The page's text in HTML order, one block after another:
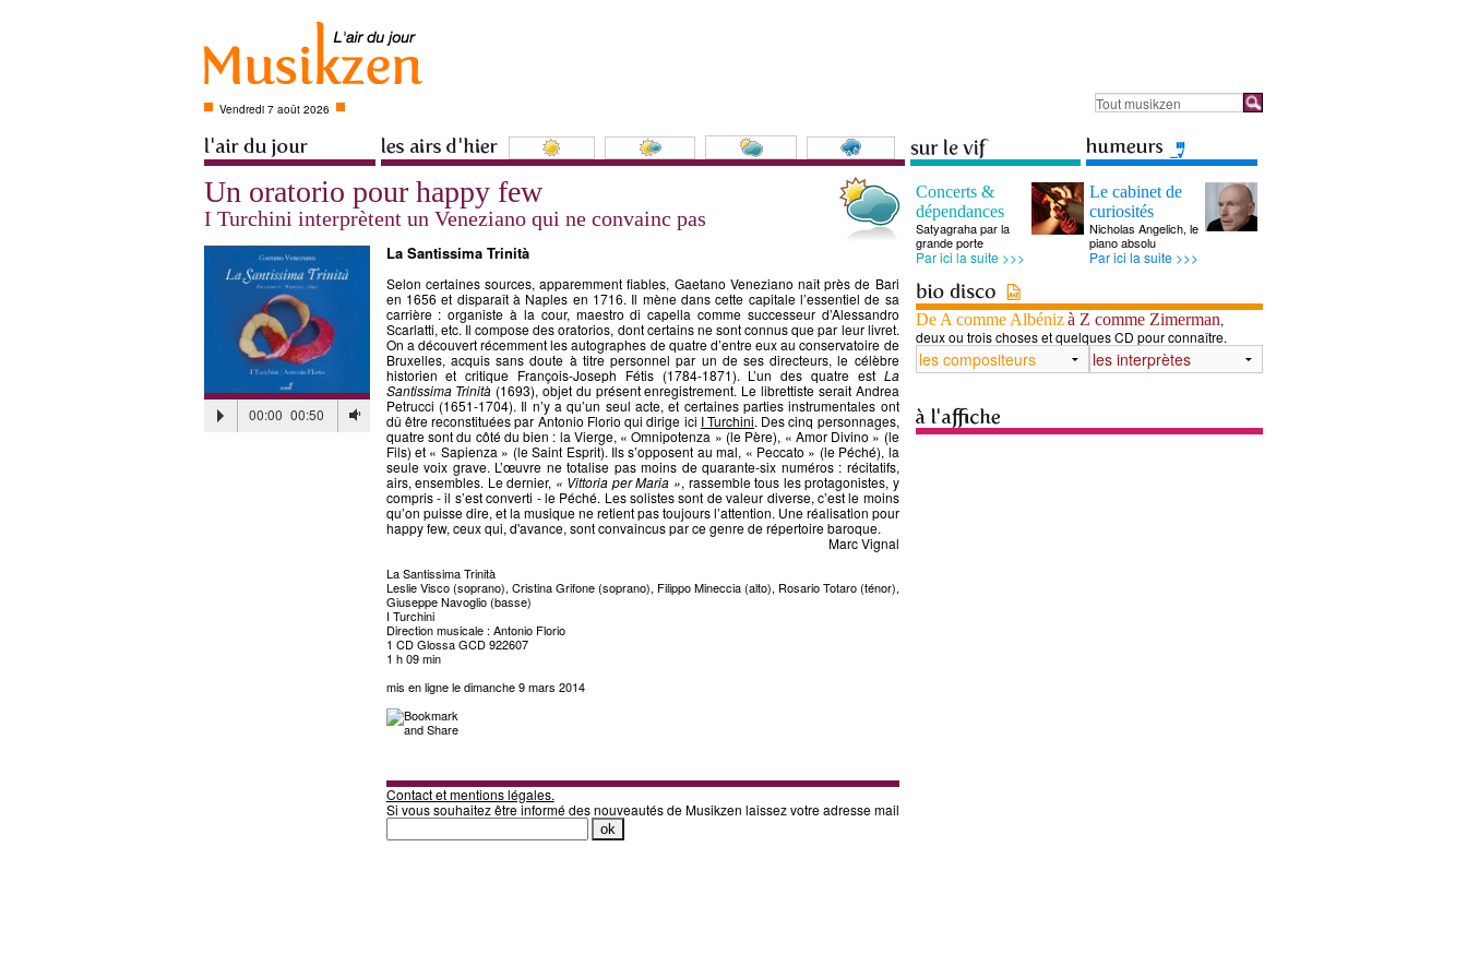
Vendredi 7 août 2026
Un oratorio pour happy few
I Turchini interprètent un Veneziano qui ne convainc pas
00:00 00:50
La Santissima Trinità
Selon certaines sources, apparemment fiables, Gaetano Veneziano naît près de Bari
en 1656 et disparaît à Naples en 1716. Il mène dans cette capitale l’essentiel de sa
carrière : organiste à la cour, maestro di capella comme successeur d’Alessandro
Scarlatti, etc. Il compose des oratorios, dont certains ne sont connus que par leur livret.
On a découvert récemment les autographes de quatre d’entre eux au conservatoire de
Bruxelles, acquis sans doute à titre personnel par un de ses directeurs, le célèbre
historien et critique François-Joseph Fétis (1784-1871). L’un des quatre est La
Santissima Trinità (1693), objet du présent enregistrement. Le librettiste serait Andrea
Petrucci (1651-1704). Il n’y a qu’un seul acte, et certaines parties instrumentales ont
dû être reconstituées par Antonio Florio qui dirige ici I Turchini. Des cinq personnages,
quatre sont du côté du bien : la Vierge, « Omnipotenza » (le Père), « Amor Divino » (le
Fils) et « Sapienza » (le Saint Esprit). Ils s’opposent au mal, « Peccato » (le Péché), la
seule voix grave. L’œuvre ne totalise pas moins de quarante-six numéros : récitatifs,
airs, ensembles. Le dernier, « Vittoria per Maria », rassemble tous les protagonistes, y
compris - il s’est converti - le Péché. Les solistes sont de valeur diverse, c’est le moins
qu’on puisse dire, et la musique ne retient pas toujours l’attention. Une réalisation pour
happy few, ceux qui, d'avance, sont convaincus par ce genre de répertoire baroque.
Marc Vignal
La Santissima Trinità
Leslie Visco (soprano), Cristina Grifone (soprano), Filippo Mineccia (alto), Rosario Totaro (ténor),
Giuseppe Navoglio (basse)
I Turchini
Direction musicale : Antonio Florio
1 CD Glossa GCD 922607
1 h 09 min
mis en ligne le dimanche 9 mars 2014
Contact et mentions légales.
Si vous souhaitez être informé des nouveautés de Musikzen laissez votre adresse mail
Concerts &
dépendances
Satyagraha par la
grande porte
Par ici la suite >>>
Le cabinet de
curiosités
Nicholas Angelich, le
piano absolu
Par ici la suite >>>
De A comme Albénizà Z comme Zimerman,
deux ou trois choses et quelques CD pour connaître.